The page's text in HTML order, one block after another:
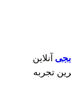
آنلاین
تجربه